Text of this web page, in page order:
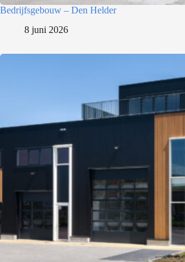
Bedrijfsgebouw – Den Helder
8 juni 2026